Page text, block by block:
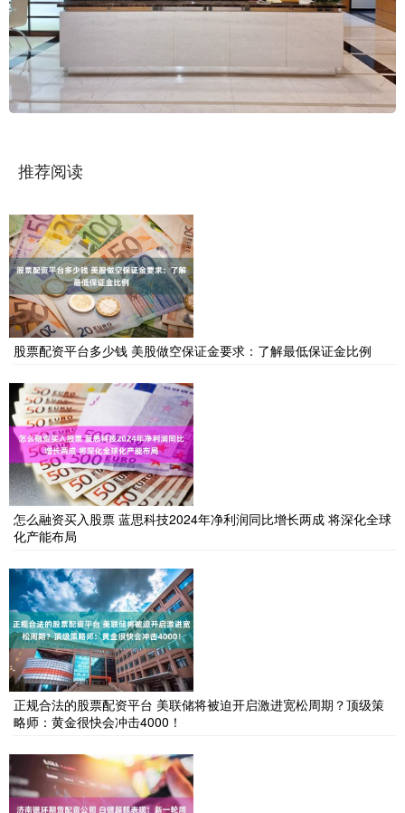
推荐阅读
股票配资平台多少钱 美股做空保证金要求：了解最低保证金比例
怎么融资买入股票 蓝思科技2024年净利润同比增长两成 将深化全球
化产能布局
正规合法的股票配资平台 美联储将被迫开启激进宽松周期？顶级策
略师：黄金很快会冲击4000！